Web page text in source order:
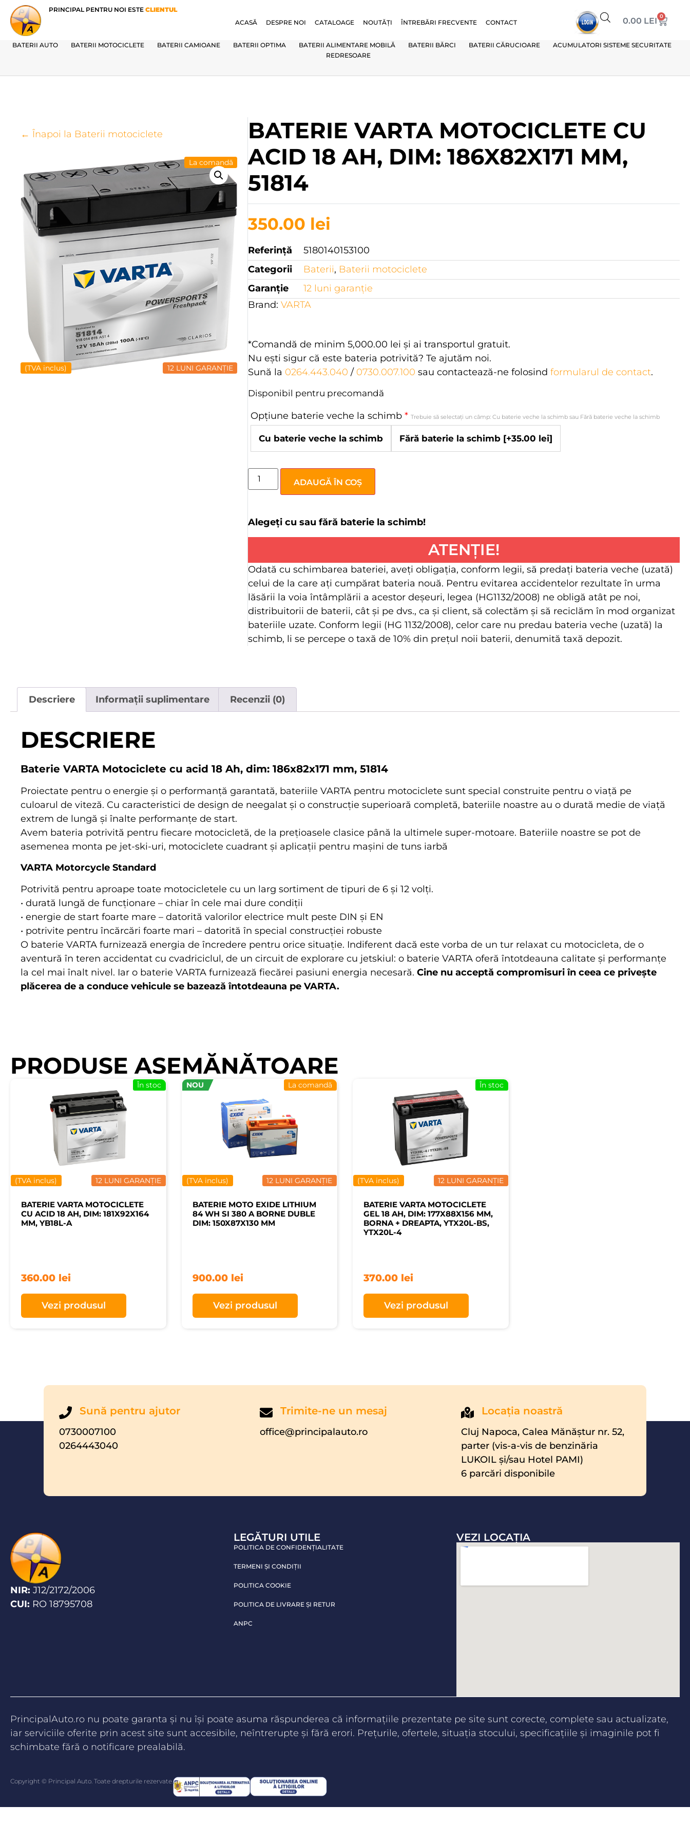
PRINCIPAL PENTRU NOI ESTE CLIENTUL
ACASĂ
DESPRE NOI CATALOAGE NOUTĂȚI ÎNTREBĂRI FRECVENTE CONTACT 0.00 LEI 0
BATERII AUTO BATERII MOTOCICLETE BATERII CAMIOANE BATERII OPTIMA BATERII ALIMENTARE MOBILĂ BATERII BĂRCI BATERII CĂRUCIOARE
ACUMULATORI SISTEME SECURITATE
REDRESOARE
← Înapoi la Baterii motociclete
12 LUNI GARANȚIE
La comandă
(TVA inclus)
BATERIE VARTA MOTOCICLETE CU
ACID 18 AH, DIM: 186X82X171 MM,
51814
350.00 lei
Referință
5180140153100
Categorii
Baterii, Baterii motociclete
Garanție
12 luni garanţie
Brand:VARTA
*Comandă de minim5,000.00 lei şi ai transportul gratuit.
Nu eşti sigur că este bateria potrivită? Te ajutăm noi.
Sună la 0264.443.040 / 0730.007.100 sau contactează-ne folosindformularul de contact.
Disponibil pentru precomandă
Opțiune baterie veche la schimb * Trebuie să selectați un câmp: Cu baterie veche la schimb sau Fără baterie veche la schimb
Cu baterie veche la schimb Fără baterie la schimb [+35.00 lei]
ADAUGĂ ÎN COȘ
Alegeți cu sau fără baterie la schimb!
ATENȚIE!
Odată cu schimbarea bateriei, aveţi obligaţia, conform legii, să predaţi bateria veche (uzată)
celui de la care aţi cumpărat bateria nouă. Pentru evitarea accidentelor rezultate în urma
lăsării la voia întâmplării a acestor deşeuri, legea (HG1132/2008) ne obligă atât pe noi,
distribuitorii de baterii, cât şi pe dvs., ca şi client, să colectăm şi să reciclăm în mod organizat
bateriile uzate. Conform legii (HG 1132/2008), celor care nu predau bateria veche (uzată) la
schimb, li se percepe o taxă de 10% din preţul noii baterii, denumită taxă depozit.
Descriere Informații suplimentare Recenzii (0)
DESCRIERE
Baterie VARTA Motociclete cu acid 18 Ah, dim: 186x82x171 mm, 51814
Proiectate pentru o energie și o performanță garantată, bateriile VARTA pentru motociclete sunt special construite pentru o viață pe
culoarul de viteză. Cu caracteristici de design de neegalat și o construcție superioară completă, bateriile noastre au o durată medie de viață
extrem de lungă și înalte performanțe de start.
Avem bateria potrivită pentru fiecare motocicletă, de la prețioasele clasice până la ultimele super-motoare. Bateriile noastre se pot de
asemenea monta pe jet-ski-uri, motociclete cuadrant și aplicații pentru mașini de tuns iarbă
VARTA Motorcycle Standard
Potrivită pentru aproape toate motocicletele cu un larg sortiment de tipuri de 6 și 12 volți.
• durată lungă de funcționare – chiar în cele mai dure condiții
• energie de start foarte mare – datorită valorilor electrice mult peste DIN și EN
• potrivite pentru încărcări foarte mari – datorită în special construcției robuste
O baterie VARTA furnizează energia de încredere pentru orice situaţie. Indiferent dacă este vorba de un tur relaxat cu motocicleta, de o
aventură în teren accidentat cu cvadriciclul, de un circuit de explorare cu jetskiul: o baterie VARTA oferă întotdeauna calitate şi performanţe
la cel mai înalt nivel. Iar o baterie VARTA furnizează fiecărei pasiuni energia necesară. Cine nu acceptă compromisuri în ceea ce priveşte
plăcerea de a conduce vehicule se bazează întotdeauna pe VARTA.
PRODUSE ASEMĂNĂTOARE
12 LUNI GARANȚIE
(TVA inclus)
În stoc
BATERIE VARTA MOTOCICLETE
CU ACID 18 AH, DIM: 181X92X164
MM, YB18L-A
360.00 lei
Vezi produsul
NOU
12 LUNI GARANȚIE
La comandă
(TVA inclus)
BATERIE MOTO EXIDE LITHIUM
84 WH SI 380 A BORNE DUBLE
DIM: 150X87X130 MM
900.00 lei
Vezi produsul
12 LUNI GARANȚIE
(TVA inclus)
În stoc
BATERIE VARTA MOTOCICLETE
GEL 18 AH, DIM: 177X88X156 MM,
BORNA + DREAPTA, YTX20L-BS,
YTX20L-4
370.00 lei
Vezi produsul
Sună pentru ajutor
0730007100
0264443040
Trimite-ne un mesaj
office@principalauto.ro
Locaţia noastră
Cluj Napoca, Calea Mănăştur nr. 52,
parter (vis-a-vis de benzinăria
LUKOIL şi/sau Hotel PAMI)
6 parcări disponibile
NIR: J12/2172/2006
CUI: RO 18795708
LEGĂTURI UTILE
POLITICA DE CONFIDENŢIALITATE
TERMENI ŞI CONDIŢII
POLITICA COOKIE
POLITICA DE LIVRARE ŞI RETUR
ANPC
VEZI LOCAŢIA
PrincipalAuto.ro nu poate garanta şi nu îşi poate asuma răspunderea că informaţiile prezentate pe site sunt corecte, complete sau actualizate,
iar serviciile oferite prin acest site sunt accesibile, neîntrerupte şi fără erori. Preţurile, ofertele, situaţia stocului, specificaţiile şi imaginile pot fi
schimbate fără o notificare prealabilă.
Copyright © Principal Auto. Toate drepturile rezervate.